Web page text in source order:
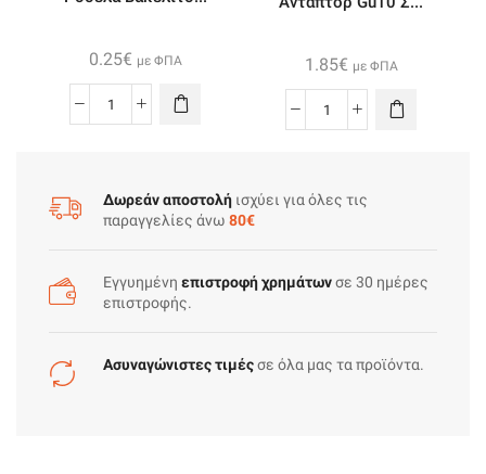
0.25€ με ΦΠΑ
Ροδελα
Με
Σπειρωμα
ποσότητα
1.85€ με ΦΠΑ
Αντάπτορ
Ε27
Δωρεάν αποστολή ισχύει για όλες τις
παραγγελίες άνω 80€
Εγγυημένη επιστροφή χρημάτωνσε 30 ημέρες
επιστροφής.
Ασυναγώνιστες τιμέςσε όλα μας τα προϊόντα.